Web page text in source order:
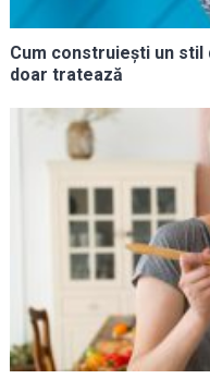
Cum construiești un
doar tratează